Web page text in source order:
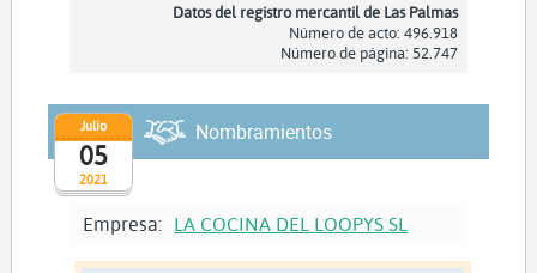
Datos del registro mercantil de Las Palmas
Número de acto: 496.918
Número de página: 52.747
2021
Julio
05
Nombramientos
Empresa: LA COCINA DEL LOOPYS SL